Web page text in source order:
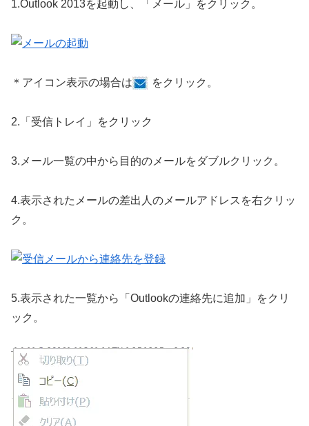
1.Outlook 2013を起動し、「メール」をクリック。
＊アイコン表示の場合は をクリック。
2.「受信トレイ」をクリック
3.メール一覧の中から目的のメールをダブルクリック。
4.表示されたメールの差出人のメールアドレスを右クリッ
ク。
5.表示された一覧から「Outlookの連絡先に追加」をクリ
ック。